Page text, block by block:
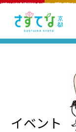
イベント